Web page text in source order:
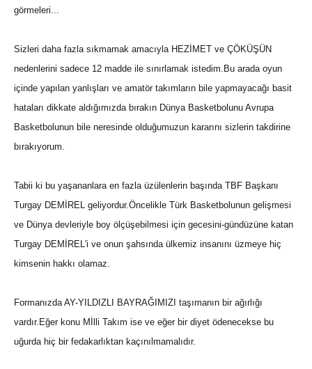
görmeleri...
Sizleri daha fazla sıkmamak amacıyla HEZİMET ve ÇÖKÜŞÜN
nedenlerini sadece 12 madde ile sınırlamak istedim.Bu arada oyun
içinde yapılan yanlışları ve amatör takımların bile yapmayacağı basit
hataları dikkate aldığımızda bırakın Dünya Basketbolunu Avrupa
Basketbolunun bile neresinde olduğumuzun kararını sizlerin takdirine
bırakıyorum.
Tabii ki bu yaşananlara en fazla üzülenlerin başında TBF Başkanı
Turgay DEMİREL geliyordur.Öncelikle Türk Basketbolunun gelişmesi
ve Dünya devleriyle boy ölçüşebilmesi için gecesini-gündüzüne katan
Turgay DEMİREL'i ve onun şahsında ülkemiz insanını üzmeye hiç
kimsenin hakkı olamaz.
Formanızda AY-YILDIZLI BAYRAĞIMIZI taşımanın bir ağırlığı
vardır.Eğer konu Mİlli Takım ise ve eğer bir diyet ödenecekse bu
uğurda hiç bir fedakarlıktan kaçınılmamalıdır.